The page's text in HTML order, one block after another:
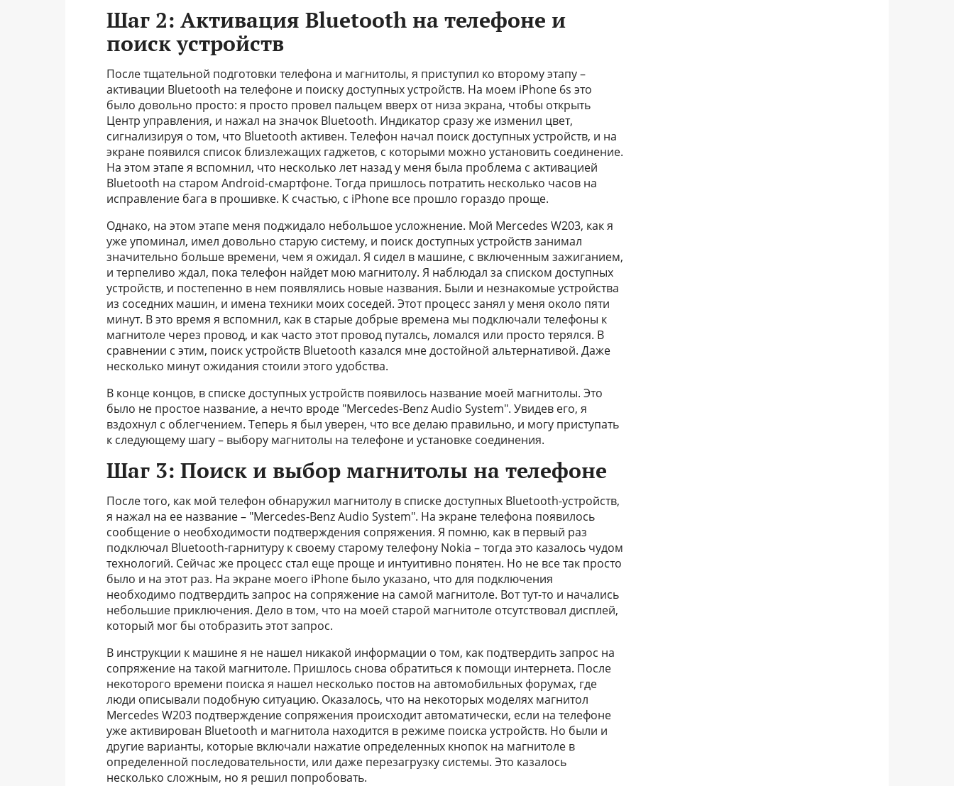
Шаг 2: Активация Bluetooth на телефоне и
поиск устройств
После тщательной подготовки телефона и магнитолы, я приступил ко второму этапу –
активации Bluetooth на телефоне и поиску доступных устройств. На моем iPhone 6s это
было довольно просто: я просто провел пальцем вверх от низа экрана, чтобы открыть
Центр управления, и нажал на значок Bluetooth. Индикатор сразу же изменил цвет,
сигнализируя о том, что Bluetooth активен. Телефон начал поиск доступных устройств, и на
экране появился список близлежащих гаджетов, с которыми можно установить соединение.
На этом этапе я вспомнил, что несколько лет назад у меня была проблема с активацией
Bluetooth на старом Android-смартфоне. Тогда пришлось потратить несколько часов на
исправление бага в прошивке. К счастью, с iPhone все прошло гораздо проще.
Однако, на этом этапе меня поджидало небольшое усложнение. Мой Mercedes W203, как я
уже упоминал, имел довольно старую систему, и поиск доступных устройств занимал
значительно больше времени, чем я ожидал. Я сидел в машине, с включенным зажиганием,
и терпеливо ждал, пока телефон найдет мою магнитолу. Я наблюдал за списком доступных
устройств, и постепенно в нем появлялись новые названия. Были и незнакомые устройства
из соседних машин, и имена техники моих соседей. Этот процесс занял у меня около пяти
минут. В это время я вспомнил, как в старые добрые времена мы подключали телефоны к
магнитоле через провод, и как часто этот провод путалсь, ломался или просто терялся. В
сравнении с этим, поиск устройств Bluetooth казался мне достойной альтернативой. Даже
несколько минут ожидания стоили этого удобства.
В конце концов, в списке доступных устройств появилось название моей магнитолы. Это
было не простое название, а нечто вроде "Mercedes-Benz Audio System". Увидев его, я
вздохнул с облегчением. Теперь я был уверен, что все делаю правильно, и могу приступать
к следующему шагу – выбору магнитолы на телефоне и установке соединения.
Шаг 3: Поиск и выбор магнитолы на телефоне
После того, как мой телефон обнаружил магнитолу в списке доступных Bluetooth-устройств,
я нажал на ее название – "Mercedes-Benz Audio System". На экране телефона появилось
сообщение о необходимости подтверждения сопряжения. Я помню, как в первый раз
подключал Bluetooth-гарнитуру к своему старому телефону Nokia – тогда это казалось чудом
технологий. Сейчас же процесс стал еще проще и интуитивно понятен. Но не все так просто
было и на этот раз. На экране моего iPhone было указано, что для подключения
необходимо подтвердить запрос на сопряжение на самой магнитоле. Вот тут-то и начались
небольшие приключения. Дело в том, что на моей старой магнитоле отсутствовал дисплей,
который мог бы отобразить этот запрос.
В инструкции к машине я не нашел никакой информации о том, как подтвердить запрос на
сопряжение на такой магнитоле. Пришлось снова обратиться к помощи интернета. После
некоторого времени поиска я нашел несколько постов на автомобильных форумах, где
люди описывали подобную ситуацию. Оказалось, что на некоторых моделях магнитол
Mercedes W203 подтверждение сопряжения происходит автоматически, если на телефоне
уже активирован Bluetooth и магнитола находится в режиме поиска устройств. Но были и
другие варианты, которые включали нажатие определенных кнопок на магнитоле в
определенной последовательности, или даже перезагрузку системы. Это казалось
несколько сложным, но я решил попробовать.